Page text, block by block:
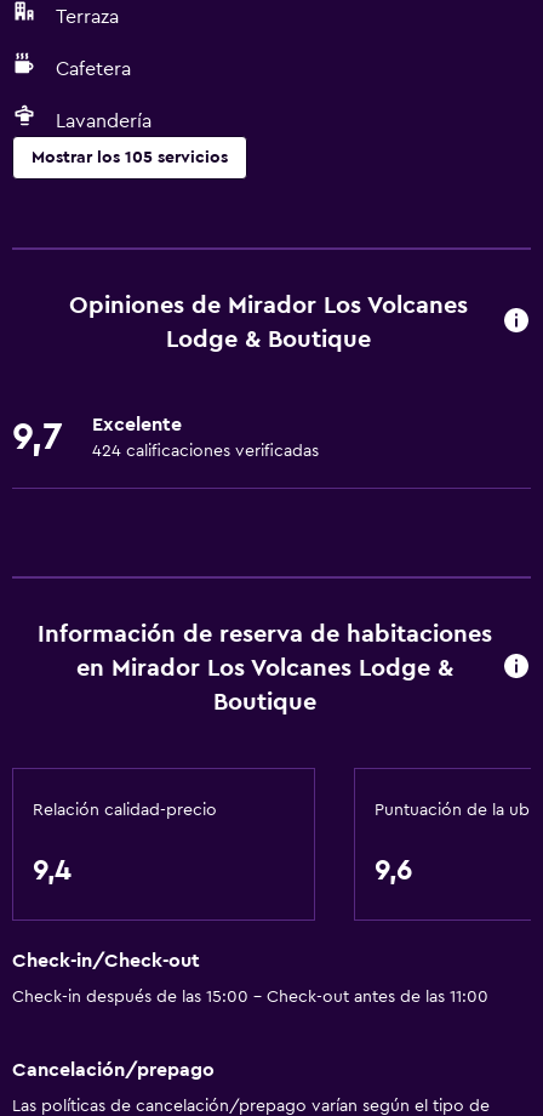
Terraza
Cafetera
Lavandería
Mostrar los 105 servicios
Copas
Tetera eléctrica
Utensilios de cocina
Horno
Microondas
Cafetera
Comedor
Ventilador
Ropa de cama
Toallas
Opiniones de Mirador Los Volcanes
Lodge & Boutique
9,7 Excelente
424 calificaciones verificadas
Información de reserva de habitaciones
en Mirador Los Volcanes Lodge &
Boutique
Relación calidad-precio
9,4
Puntuación de la
9,6
Check-in/Check-out
Check-in después de las 15:00 - Check-out antes de las 11:00
Cancelación/prepago
Las políticas de cancelación/prepago varían según el tipo de